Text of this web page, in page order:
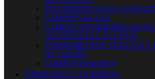
MATAMOSQUITOS Y
CAMPING-PLAYA
LÁMINA ANTIHIERBA
GEOTÉXTILES CULTIVO
TERMOMETROS VELETAS Y
DE JARDÍN
COMPOSTADORES
 PISCINAS Y QUIMICOS